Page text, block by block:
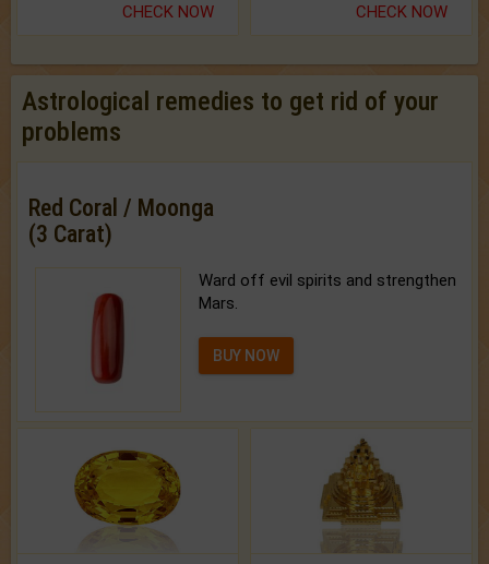
CHECK NOW CHECK NOW
Astrological remedies to get rid of your
problems
Red Coral / Moonga
(3 Carat)
Ward off evil spirits and strengthen
Mars.
BUY NOW